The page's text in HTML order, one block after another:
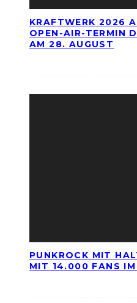
KRAFTWERK 2026
OPEN-AIR-TERMIN
AM 28. AUGUST
PUNKROCK MIT
MIT 14.000 FANS IM